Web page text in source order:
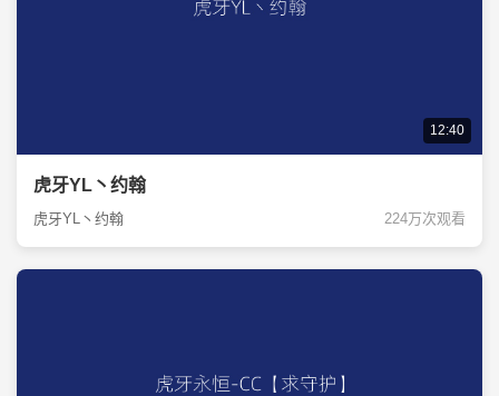
12:40
虎牙YL丶约翰
虎牙YL丶约翰 224万次观看